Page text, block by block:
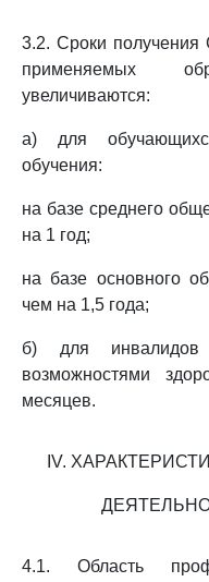
3.2. Сроки
применяемых
увеличиваются:
а) для
обучения:
на базе среднего
на 1 год;
на базе основного
чем на 1,5 года;
б) для
возможностями
месяцев.
IV.
4.1. Область